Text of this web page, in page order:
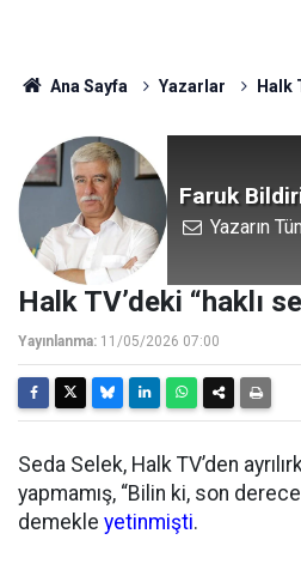
Ana Sayfa Yazarlar Halk
Faruk
Yazarın
Halk TV’deki “haklı
Yayınlanma: 11/05/2026 07:00
Seda Selek, Halk TV’den
yapmamış, “Bilin ki, son
demekle yetinmişti.